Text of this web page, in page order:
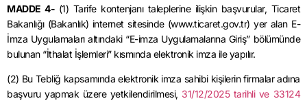
MADDE 4- (1) Tarife kontenjanı taleplerine ilişkin başvurular, Ticaret
Bakanlığı (Bakanlık) internet sitesinde (www.ticaret.gov.tr) yer alan E-
İmza Uygulamaları altındaki “E-imza Uygulamalarına Giriş” bölümünde
bulunan “İthalat İşlemleri” kısmında elektronik imza ile yapılır.
(2) Bu Tebliğ kapsamında elektronik imza sahibi kişilerin firmalar adına
başvuru yapmak üzere yetkilendirilmesi, 31/12/2025tarihli ve 33124